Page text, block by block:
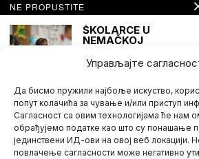
Управљајте
Да бисмо пружили најбоље искуство,
попут колачића за чување и/или приступ
Сагласност са овим технологијама ће нам
обрађујемо податке као што су понашање
јединствени ИД-ови на овој веб локацији.
повлачење сагласности може негативно
Елена M
Mario zna Youtube
NE PROPUSTITE
ŠKOLARCE U
NEMAČKOJ
PODVRGAVAJU
RITUALNOM
MORAJU PRED
SVIMA DA KAŽU
ZAŠTO SE NISU
VAKCINISALI
Mlađi đaci u Nemačkoj
podvrgnuti su